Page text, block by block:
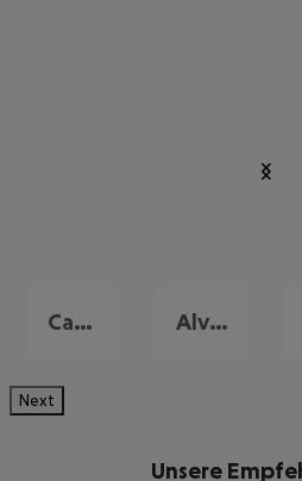
Carvoeiro Alvor
Next
Unsere